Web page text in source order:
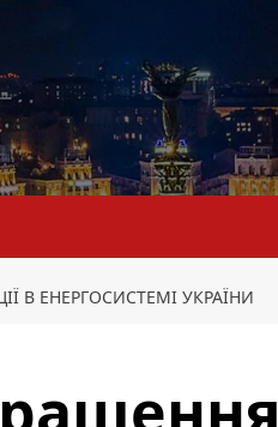
В ЕНЕРГОСИСТЕМІ УКРАЇНИ